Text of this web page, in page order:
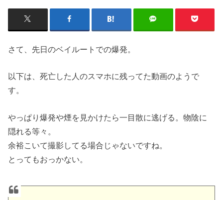
さて、先日のベイルートでの爆発。
以下は、死亡した人のスマホに残ってた動画のようで
す。
やっぱり爆発や煙を見かけたら一目散に逃げる。物陰に
隠れる等々。
余裕こいて撮影してる場合じゃないですね。
とってもおっかない。